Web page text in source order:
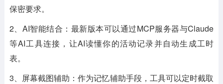
保密要求。
2、AI智能结合：最新版本可以通过MCP服务器与Claude
等AI工具连接，让AI读懂你的活动记录并自动生成工时
表。
3、屏幕截图辅助：作为记忆辅助手段，工具可以定时截取